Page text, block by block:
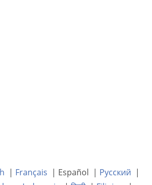
| Français | Español | Русский |